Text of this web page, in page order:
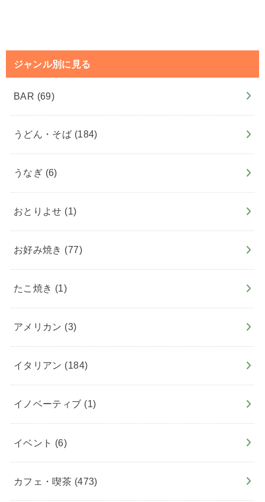
ジャンル別に見る
BAR (69)
うどん・そば (184)
うなぎ (6)
おとりよせ (1)
お好み焼き (77)
たこ焼き (1)
アメリカン (3)
イタリアン (184)
イノベーティブ (1)
イベント (6)
カフェ・喫茶 (473)